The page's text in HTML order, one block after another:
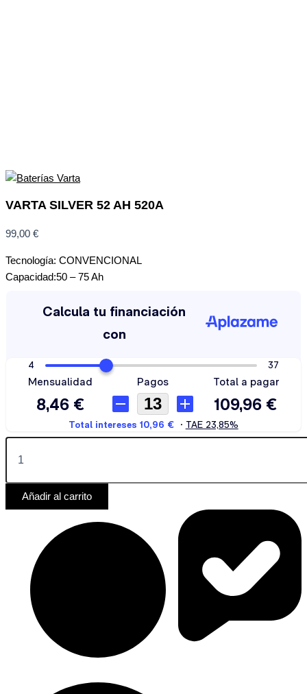
VARTA SILVER 52 AH 520A
99,00 €
Tecnología: CONVENCIONAL
Capacidad:50 – 75 Ah
Añadir al carrito